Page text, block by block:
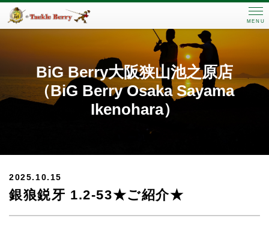
MENU
BiG Berry大阪狭山池之原店
（BiG Berry Osaka Sayama
Ikenohara）
2025.10.15
銀狼鋭牙 1.2-53★ご紹介★